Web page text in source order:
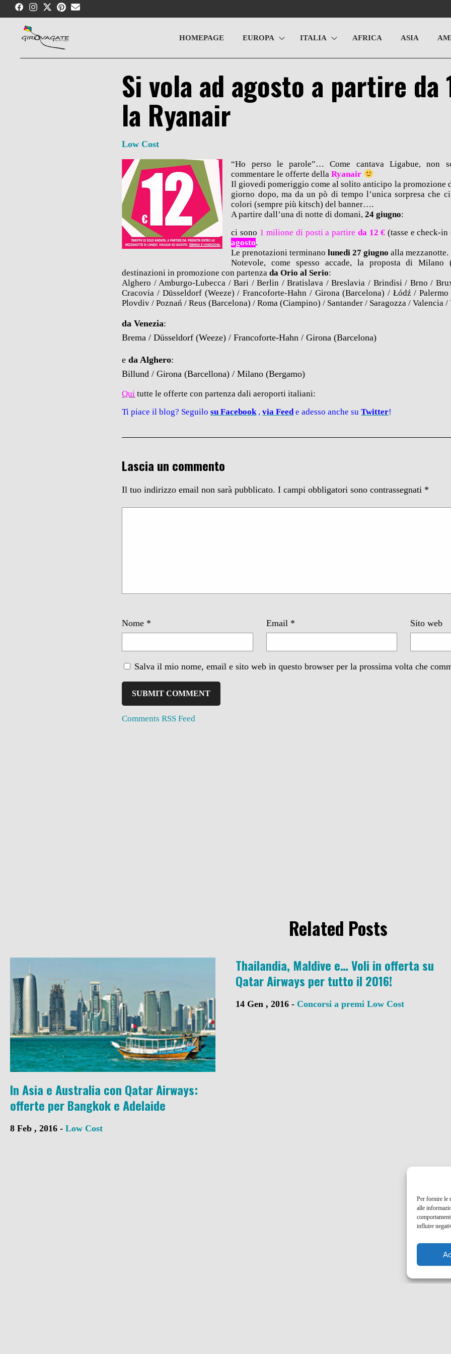
Per fornire le
alle
influire
Skip
content
HOMEPAGE EUROPA ITALIA AFRICA ASIA
Si vola ad agosto a partire da
la Ryanair
Low Cost
“Ho perso le parole”… Come cantava Ligabue, non
commentare le offerte dellaRyanair
Il giovedi pomeriggio come al solito anticipo la promozione
giorno dopo, ma da un pò di tempo l’unica sorpresa che
colori (sempre più kitsch) del banner….
A partire dall’una di notte di domani,24 giugno:
ci sono 1 milione di posti a partire da 12 € (tasse e check-
agosto.
Le prenotazioni terminano lunedi 27 giugno alla mezzanotte.
Notevole, come spesso accade, la proposta di Milano
destinazioni in promozione con partenzada Orio al Serio:
Alghero / Amburgo-Lubecca / Bari / Berlin / Bratislava / Breslavia / Brindisi / Brno /
Cracovia / Düsseldorf (Weeze) / Francoforte-Hahn / Girona (Barcelona) / Łódź /
Plovdiv / Poznań / Reus (Barcelona) / Roma (Ciampino) / Santander / Saragozza / Valencia
da Venezia:
Brema / Düsseldorf (Weeze) / Francoforte-Hahn / Girona (Barcelona)
eda Alghero:
Billund / Girona (Barcellona) / Milano (Bergamo)
Qui tutte le offerte con partenza dali aeroporti italiani:
Ti piace il blog? Seguilo su Facebook ,viaFeede adesso anche suTwitter!
Lascia un commento
Il tuo indirizzo email non sarà pubblicato. I campi obbligatori sono contrassegnati *
Nome * Email * Sito web
Salva il mio nome, email e sito web in questo browser per la prossima volta che
Comments RSS Feed
Related Posts
In Asia e Australia con Qatar Airways:
offerte per Bangkok e Adelaide
8 Feb , 2016 -Low Cost
Thailandia, Maldive e… Voli in offerta su
Qatar Airways per tutto il 2016!
14 Gen , 2016 - Concorsi a premi Low Cost